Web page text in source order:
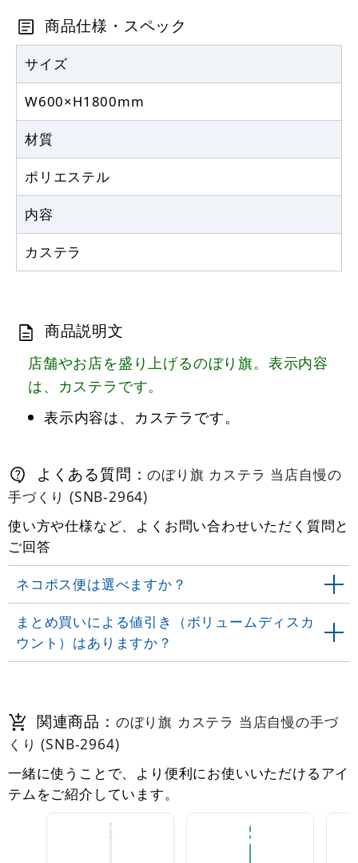
商品仕様・スペック
サイズ
W600×H1800mm
材質
ポリエステル
内容
カステラ
商品説明文
店舗やお店を盛り上げるのぼり旗。表示内容
は、カステラです。
表示内容は、カステラです。
よくある質問：のぼり旗 カステラ 当店自慢の
手づくり (SNB-2964)
使い方や仕様など、よくお問い合わせいただく質問と
ご回答
ネコポス便は選べますか？
まとめ買いによる値引き（ボリュームディスカ
ウント）はありますか？
関連商品： のぼり旗 カステラ 当店自慢の手づ
くり (SNB-2964)
一緒に使うことで、より便利にお使いいただけるアイ
テムをご紹介しています。